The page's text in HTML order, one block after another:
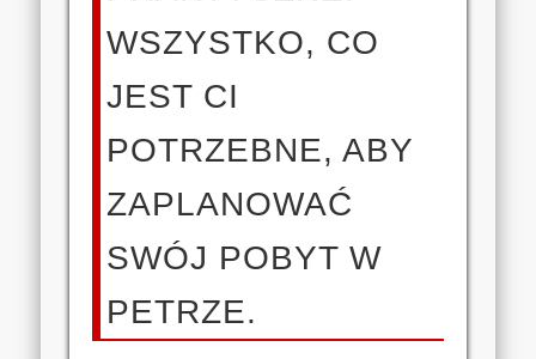
WSZYSTKO, CO
JEST CI
POTRZEBNE, ABY
ZAPLANOWAĆ
SWÓJ POBYT W
PETRZE.